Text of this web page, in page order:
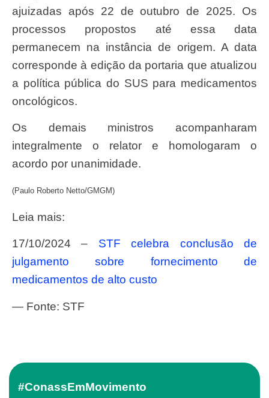
ajuizadas após 22 de outubro de 2025. Os
processos propostos até essa data
permanecem na instância de origem. A data
corresponde à edição da portaria que atualizou
a política pública do SUS para medicamentos
oncológicos.
Os demais ministros acompanharam
integralmente o relator e homologaram o
acordo por unanimidade.
(Paulo Roberto Netto/GMGM)
Leia mais:
17/10/2024 – STF celebra conclusão de
julgamento sobre fornecimento de
medicamentos de alto custo
— Fonte: STF
#ConassEmMovimento